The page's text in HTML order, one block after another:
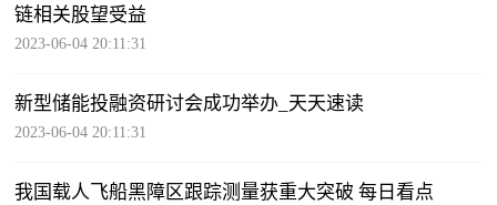
链相关股望受益
2023-06-04 20:11:31
新型储能投融资研讨会成功举办_天天速读
2023-06-04 20:11:31
我国载人飞船黑障区跟踪测量获重大突破 每日看点